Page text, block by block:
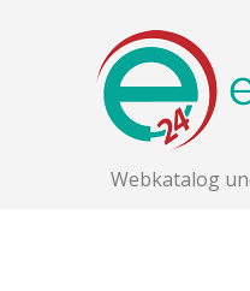
Webkatalog